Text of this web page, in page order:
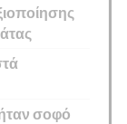
σοφό